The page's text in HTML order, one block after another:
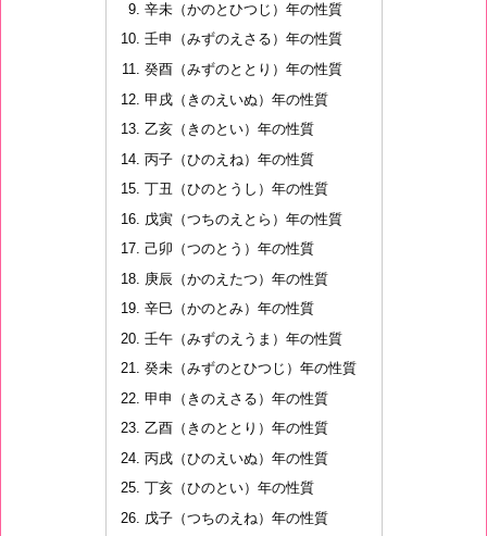
辛未（かのとひつじ）年の性質
壬申（みずのえさる）年の性質
癸酉（みずのととり）年の性質
甲戌（きのえいぬ）年の性質
乙亥（きのとい）年の性質
丙子（ひのえね）年の性質
丁丑（ひのとうし）年の性質
戊寅（つちのえとら）年の性質
己卯（つのとう）年の性質
庚辰（かのえたつ）年の性質
辛巳（かのとみ）年の性質
壬午（みずのえうま）年の性質
癸未（みずのとひつじ）年の性質
甲申（きのえさる）年の性質
乙酉（きのととり）年の性質
丙戌（ひのえいぬ）年の性質
丁亥（ひのとい）年の性質
戊子（つちのえね）年の性質